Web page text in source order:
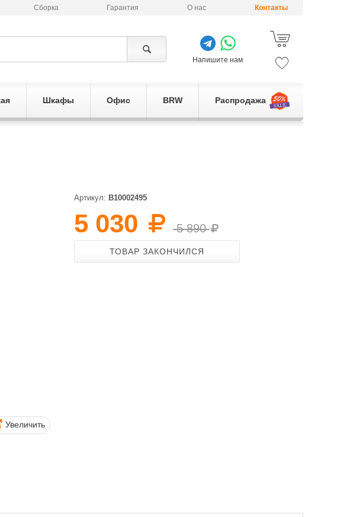
Сборка Гарантия О нас Контакты
Напишите нам
Шкафы Офис BRW Распродажа
Увеличить
Артикул: B10002495
5 030 5 890
ТОВАР ЗАКОНЧИЛСЯ